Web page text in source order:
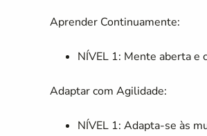
Aprender Continuamente:
NÍVEL 1: Mente aberta e
Adaptar com Agilidade:
NÍVEL 1: Adapta-se às